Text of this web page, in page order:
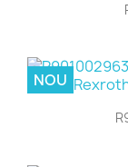
NOU